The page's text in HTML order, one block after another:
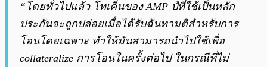
“โดยทั่วไปแล้ว โทเค็นของ AMP ป์ที่ใช้เป็นหลัก
ประกันจะถูกปล่อยเมื่อได้รับฉันทามติสำหรับการ
โอนโดยเฉพาะ ทำให้มันสามารถนำไปใช้เพื่อ
collateralize การโอนในครั้งต่อไป ในกรณีที่ไม่